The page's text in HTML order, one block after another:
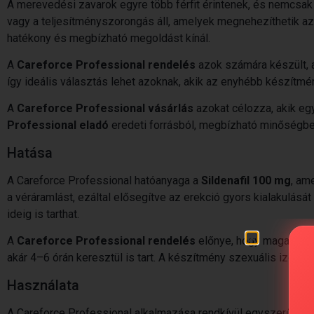
A merevedési zavarok egyre több férfit érintenek, és
vagy a teljesítményszorongás áll, amelyek megnehezíthetik
hatékony és megbízható megoldást kínál.
A Careforce Professional rendelés azok számára készült,
így ideális választás lehet azoknak, akik az enyhébb
A Careforce Professional vásárlás azokat célozza, akik
Professional eladó eredeti forrásból, megbízható
Hatása
A Careforce Professional hatóanyaga a Sildenafil 100 mg,
a véráramlást, ezáltal elősegítve az erekció gyors
ideig is tarthat.
A Careforce Professional rendelés előnye, hogy magas
akár 4–6 órán keresztül is tart. A készítmény szexuális
Használata